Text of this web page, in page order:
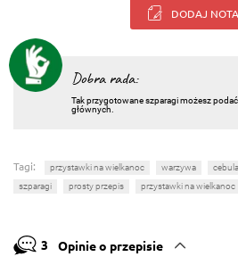
DODAJ
Dobra rada:
Tak przygotowane szparagi możesz
głównych.
Tagi: przystawki na wielkanoc warzywa cebula
szparagi
prosty przepis przystawki na wielkanoc
3 Opinie o przepisie